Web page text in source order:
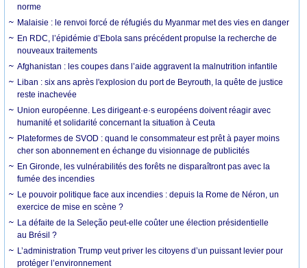
norme
Malaisie : le renvoi forcé de réfugiés du Myanmar met des vies en danger
En RDC, l’épidémie d’Ebola sans précédent propulse la recherche de
nouveaux traitements
Afghanistan : les coupes dans l’aide aggravent la malnutrition infantile
Liban : six ans après l'explosion du port de Beyrouth, la quête de justice
reste inachevée
Union européenne. Les dirigeant·e·s européens doivent réagir avec
humanité et solidarité concernant la situation à Ceuta
Plateformes de SVOD : quand le consommateur est prêt à payer moins
cher son abonnement en échange du visionnage de publicités
En Gironde, les vulnérabilités des forêts ne disparaîtront pas avec la
fumée des incendies
Le pouvoir politique face aux incendies : depuis la Rome de Néron, un
exercice de mise en scène ?
La défaite de la Seleção peut-elle coûter une élection présidentielle
au Brésil ?
L’administration Trump veut priver les citoyens d’un puissant levier pour
protéger l’environnement